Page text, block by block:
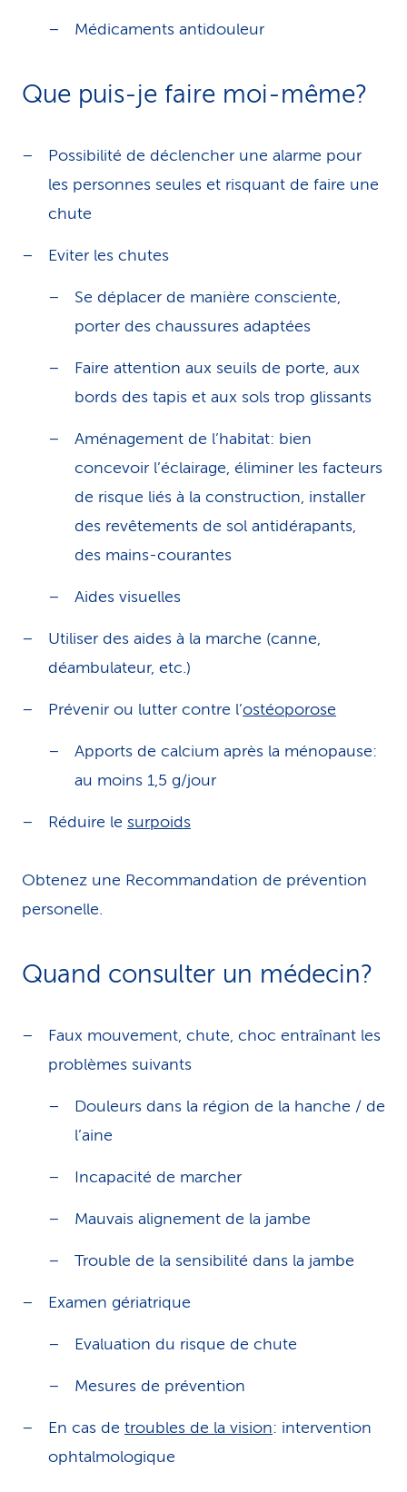
Médicaments antidouleur
Que puis-je faire moi-même?
Possibilité de déclencher une alarme pour
les personnes seules et risquant de faire une
chute
Eviter les chutes
Se déplacer de manière consciente,
porter des chaussures adaptées
Faire attention aux seuils de porte, aux
bords des tapis et aux sols trop glissants
Aménagement de l’habitat: bien
concevoir l’éclairage, éliminer les facteurs
de risque liés à la construction, installer
des revêtements de sol antidérapants,
des mains-courantes
Aides visuelles
Utiliser des aides à la marche (canne,
déambulateur, etc.)
Prévenir ou lutter contre l’ostéoporose
Apports de calcium après la ménopause:
au moins 1,5 g/jour
Réduire le surpoids
Obtenez une Recommandation de prévention
personelle.
Quand consulter un médecin?
Faux mouvement, chute, choc entraînant les
problèmes suivants
Douleurs dans la région de la hanche / de
l’aine
Incapacité de marcher
Mauvais alignement de la jambe
Trouble de la sensibilité dans la jambe
Examen gériatrique
Evaluation du risque de chute
Mesures de prévention
En cas de troubles de la vision: intervention
ophtalmologique